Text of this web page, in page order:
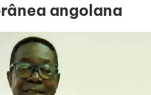
angolana